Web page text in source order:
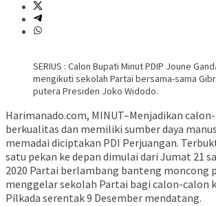
SERIUS : Calon Bupati Minut PDIP Joune
mengikuti sekolah Partai bersama-sama
putera Presiden Joko Widodo.
Harimanado.com, MINUT–Menjadikan
berkualitas dan memiliki sumber daya
memadai diciptakan PDI Perjuangan.
satu pekan ke depan dimulai dari Jumat 21
2020 Partai berlambang banteng moncong
menggelar sekolah Partai bagi calon-calon
Pilkada serentak 9 Desember mendatang.